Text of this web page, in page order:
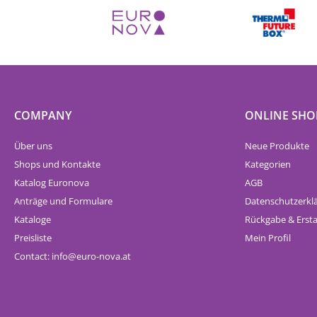
COMPANY
Über uns
Shops und Kontakte
Katalog Euronova
Anträge und Formulare
Kataloge
Preisliste
Contact: info euro-nova.at
ONLINE
Neue Produkte
Kategorien
AGB
Rückgabe &
Mein Profil